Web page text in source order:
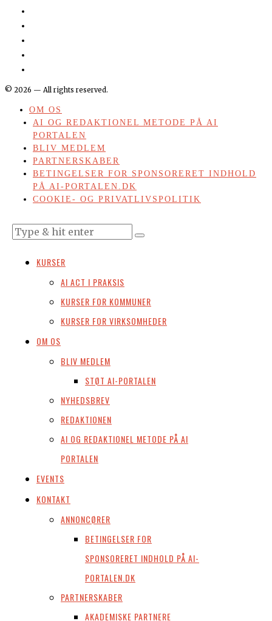
© 2026 — All rights reserved.
OM OS
AI OG REDAKTIONEL METODE PÅ AI
PORTALEN
BLIV MEDLEM
PARTNERSKABER
BETINGELSER FOR SPONSORERET INDHOLD
PÅ AI-PORTALEN.DK
COOKIE- OG PRIVATLIVSPOLITIK
KURSER
AI ACT I PRAKSIS
KURSER FOR KOMMUNER
KURSER FOR VIRKSOMHEDER
OM OS
BLIV MEDLEM
STØT AI-PORTALEN
NYHEDSBREV
REDAKTIONEN
AI OG REDAKTIONEL METODE PÅ AI
PORTALEN
EVENTS
KONTAKT
ANNONCØRER
BETINGELSER FOR
SPONSORERET INDHOLD PÅ AI-
PORTALEN.DK
PARTNERSKABER
AKADEMISKE PARTNERE